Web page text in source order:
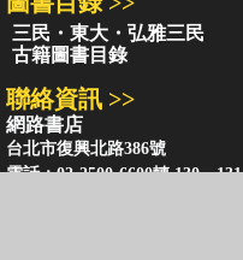
三民・東大・弘雅三民
古籍圖書目錄
聯絡資訊 >>
網路書店
台北市復興北路386號
電話：02-2500-6600轉 130、131